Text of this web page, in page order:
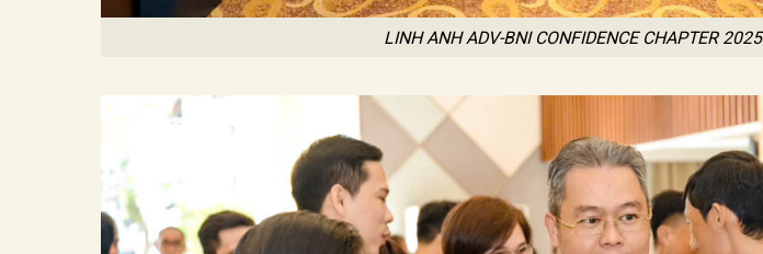
LINH ANH ADV-BNI CONFIDENCE CHAPTER 2025